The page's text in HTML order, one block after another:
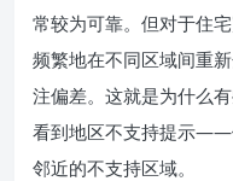
常较为可靠。但对于住
频繁地在不同区域间重
注偏差。这就是为什么
看到地区不支持提示——
邻近的不支持区域。